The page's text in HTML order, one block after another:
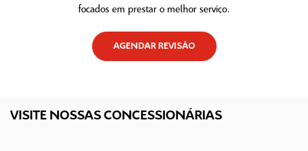
focados em prestar o melhor serviço.
AGENDAR REVISÃO
VISITE NOSSAS CONCESSIONÁRIAS